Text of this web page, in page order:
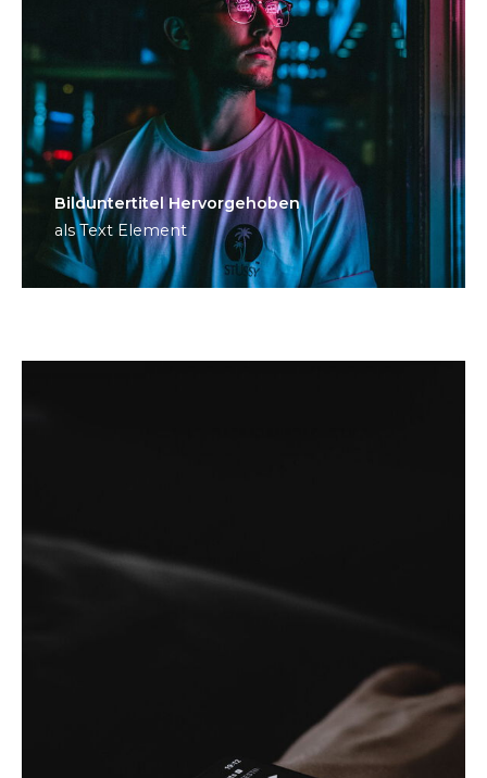
Bild­unter­titel Hervorgehoben
als Text Element